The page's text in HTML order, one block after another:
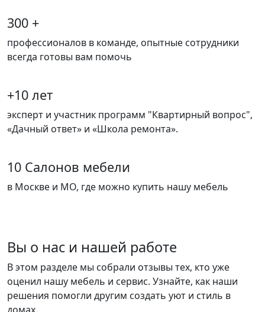
300 +
профессионалов в команде, опытные сотрудники
всегда готовы вам помочь
+10 лет
эксперт и участник программ "Квартирный вопрос",
«Дачный ответ» и «Школа ремонта».
10 Салонов мебели
в Москве и МО, где можно купить нашу мебель
Вы о нас и нашей работе
В этом разделе мы собрали отзывы тех, кто уже
оценил нашу мебель и сервис. Узнайте, как наши
решения помогли другим создать уют и стиль в